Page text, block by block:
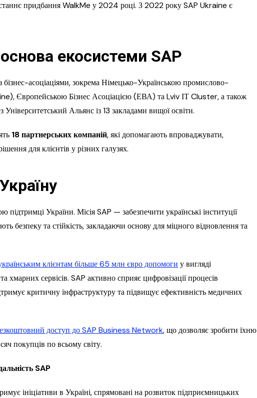
придбання WalkMe у 2024 році. З 2022 року SAP Ukraine є
екосистеми SAP
асоціаціями, зокрема Німецько-Українською промислово-
Європейською Бізнес Асоціацією (ЕВА) та Lviv ІТ Cluster, а також
Університетський Альянс із 13 закладами вищої освіти.
18 партнерських компаній, які допомагають впроваджувати,
для клієнтів у різних галузях.
підтримці України. Місія SAP — забезпечити українські інституції
безпеку та стійкість, закладаючи основу для міцного відновлення та
клієнтам більше 65 млн євро допомоги у вигляді
хмарних сервісів. SAP активно сприяє цифровізації процесів
критичну інфраструктуру та підвищує ефективність медичних
доступ до SAP Business Network, що дозволяє зробити їхню
покупців по всьому світу.
SAP
ініціативи в Україні, спрямовані на розвиток підприємницьких